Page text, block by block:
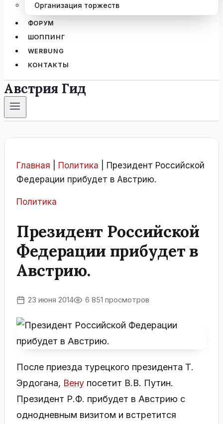
Организация торжеств
ФОРУМ
ШОППИНГ
WERBUNG
КОНТАКТЫ
Австрия Гид
Главная Политика
Президент Российской
Федерации прибудет в Австрию.
Политика
Президент Российской
Федерации прибудет в
Австрию.
23 июня 2014 6 851 просмотров
После приезда турецкого президента Т.
Эрдогана, Вену посетит В.В. Путин.
Президент Р.Ф. прибудет в Австрию с
однодневным визитом и встретится